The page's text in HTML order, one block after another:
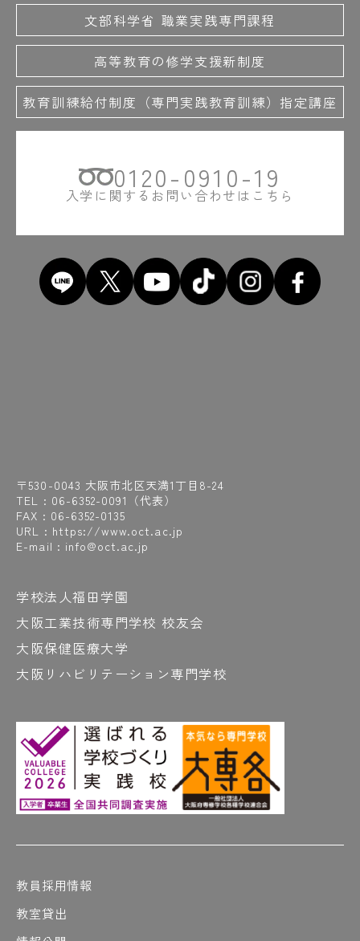
〒530-0043 大阪市北区天満1丁目8-24
TEL : 06-6352-0091 （代表）
FAX : 06-6352-0135
URL : https://www.oct.ac.jp
E-mail : info@oct.ac.jp
0120-0910-19
入学に関するお問い合わせはこちら
学校法人福田学園
大阪工業技術専門学校 校友会
大阪保健医療大学
大阪リハビリテーション専門学校
文部科学省 職業実践専門課程
高等教育の修学支援新制度
教育訓練給付制度（専門実践教育訓練）指定講座
教員採用情報
教室貸出